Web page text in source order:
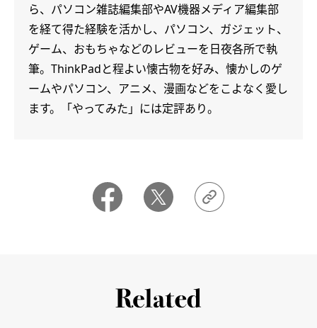
ら、パソコン雑誌編集部やAV機器メディア編集部
を経て得た経験を活かし、パソコン、ガジェット、
ゲーム、おもちゃなどのレビューを日夜各所で執
筆。ThinkPadと程よい懐古物を好み、懐かしのゲ
ームやパソコン、アニメ、漫画などをこよなく愛し
ます。「やってみた」には定評あり。